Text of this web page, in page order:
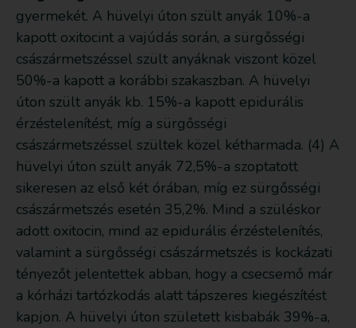
gyermekét. A hüvelyi úton szült anyák 10%-a
kapott oxitocint a vajúdás során, a sürgősségi
császármetszéssel szült anyáknak viszont közel
50%-a kapott a korábbi szakaszban. A hüvelyi
úton szült anyák kb. 15%-a kapott epidurális
érzéstelenítést, míg a sürgősségi
császármetszéssel szültek közel kétharmada. (4) A
hüvelyi úton szült anyák 72,5%-a szoptatott
sikeresen az első két órában, míg ez sürgősségi
császármetszés esetén 35,2%. Mind a szüléskor
adott oxitocin, mind az epidurális érzéstelenítés,
valamint a sürgősségi császármetszés is kockázati
tényezőt jelentettek abban, hogy a csecsemő már
a kórházi tartózkodás alatt tápszeres kiegészítést
kapjon. A hüvelyi úton született kisbabák 39%-a,